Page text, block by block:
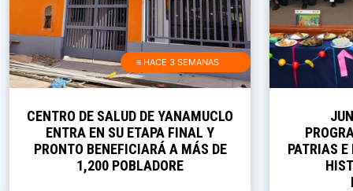
≡ HACE 3 SEMANAS
CENTRO DE SALUD DE YANAMUCLO
ENTRA EN SU ETAPA FINAL Y
PRONTO BENEFICIARÁ A MÁS DE
1,200 POBLADORE
PATRIAS